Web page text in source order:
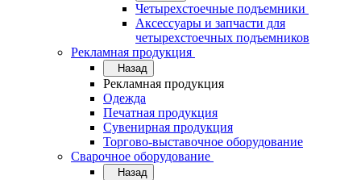
Четырехстоечные подъемники
Аксессуары и запчасти для
четырехстоечных подъемников
Рекламная продукция
Назад
Рекламная продукция
Одежда
Печатная продукция
Сувенирная продукция
Торгово-выставочное оборудование
Сварочное оборудование
Назад